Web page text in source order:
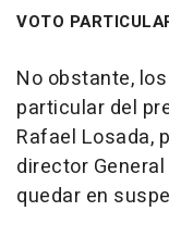
VOTO
No obstante,
particular del
Rafael Losada,
director
quedar en